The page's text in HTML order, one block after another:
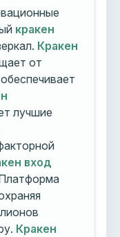
кракен
Кракен
от
обеспечивает
лучшие
вход
Кракен